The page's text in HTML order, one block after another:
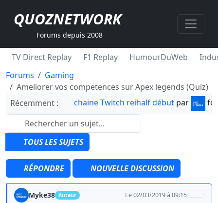
QUOZNETWORK
Forums depuis 2008
TV Direct Replay F1 Replay HumourDuWeb
Forums
Gaming
Ameliorer vos competences sur Apex legends (Quiz)
Récemment :
chaine Twitch reihalf début par
TOUS LES SUJETS
RÉPONDRE NOUVELLE DISCUSSION
Myke38 Auteur Le 02/03/2019 à 09:15